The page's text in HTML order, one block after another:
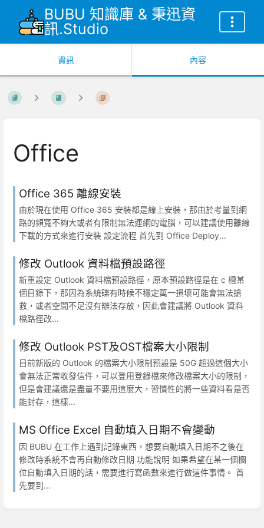
BUBU 知識庫 & 秉迅資
訊.Studio
資訊 內容
Office
Office 365 離線安裝
由於現在使用 Office 365 安裝都是線上安裝，那由於考量到網
路的頻寬不夠大或者有限制無法連網的電腦，可以建議使用離線
下載的方式來進行安裝 設定流程 首先到 Office Deploy...
修改 Outlook 資料檔預設路徑
新重設定 Outlook 資料檔預設路徑，原本預設路徑是在 c 槽某
個目錄下，那因為系統碟有時候不穩定萬一損壞可能會無法搶
救，或者空間不足沒有辦法存放，因此會建議將 Outlook 資料
檔路徑改...
修改 Outlook PST及OST檔案大小限制
目前新版的 Outlook 的檔案大小限制預設是 50G 超過這個大小
會無法正常收發信件，可以登用登錄檔來修改檔案大小的限制，
但是會建議還是盡量不要用這麼大，習慣性的將一些資料看是否
能封存，這樣...
MS Office Excel 自動填入日期不會變動
因 BUBU 在工作上遇到記錄東西，想要自動填入日期不之後在
修改時系統不會再自動修改日期 功能說明 如果希望在某一個欄
位自動填入日期的話，需要進行寫函數來進行做這件事情。 首
先要到...